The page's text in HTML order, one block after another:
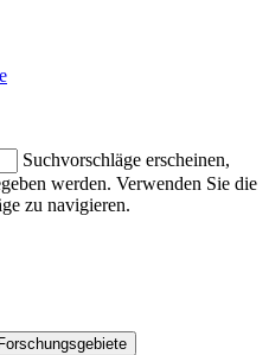
Suchvorschläge erscheinen,
werden. Verwenden Sie die
zu navigieren.
Forschungsgebiete